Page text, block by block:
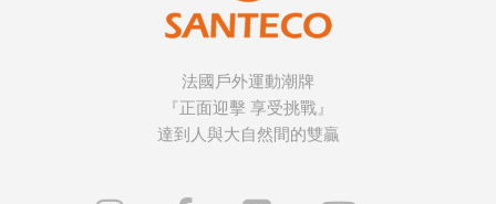
法國戶外運動潮牌
『正面迎擊 享受挑戰』
達到人與大自然間的雙贏